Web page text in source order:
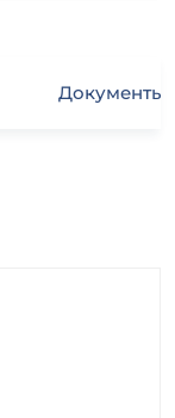
Документы